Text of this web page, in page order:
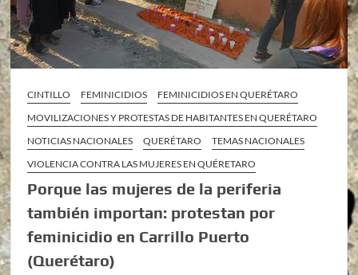
CINTILLO FEMINICIDIOS
FEMINICIDIOS EN QUERÉTARO
MOVILIZACIONES Y PROTESTAS DE HABITANTES EN QUERÉTARO
NOTICIAS NACIONALES
QUERÉTARO
TEMAS NACIONALES
VIOLENCIA CONTRA LAS MUJERES EN QUÉRETARO
Porque las mujeres de la periferia
también importan: protestan por
feminicidio en Carrillo Puerto
(Querétaro)